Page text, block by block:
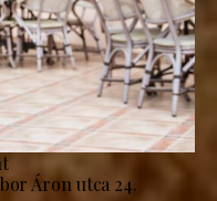
Áron utca 24.